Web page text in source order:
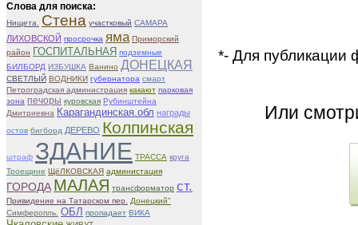
Слова для поиска:
Нищета. Стена участковый САМАРА
ЛИХОВСКОЙ просрочка яма Приморский
район ГОСПИТАЛЬНАЯ подземные
БИЛБОРД ИЗБУШКА Ванино ДОНЕЦКАЯ
СВЕТЛЫЙ ВОДНИКИ губернатора смарт
Петроградская администрация какают парковая
зона печоры куровская Рубинштейна
Дмитриевна Карагандинская.обл награды
остов бигборд ДЕРЕВО Колпинская
штраф ЗДАНИЕ ТРАССА круга
Троещине ЩёЛКОВСКАЯ администация
ГОРОДА МАЛАЯ трансформатор ст.
Привидение на Татарском пер.
Донецкий"
Симферопль. ОБЛ пропадает ВИКА
*- Для публикации
Или